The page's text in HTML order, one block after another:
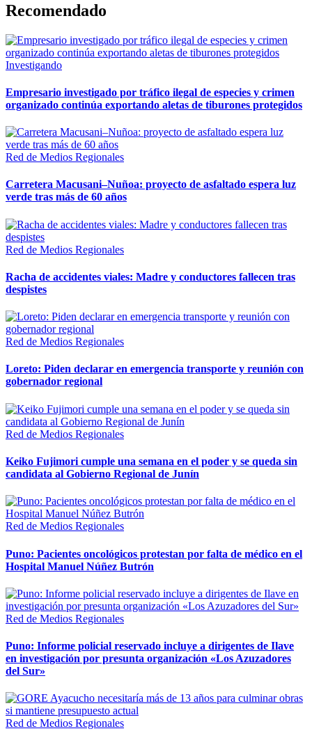
Recomendado
Investigando
Empresario investigado por tráfico ilegal de especies y crimen
organizado continúa exportando aletas de tiburones protegidos
Red de Medios Regionales
Carretera Macusani–Nuñoa: proyecto de asfaltado espera luz
verde tras más de 60 años
Red de Medios Regionales
Racha de accidentes viales: Madre y conductores fallecen tras
despistes
Red de Medios Regionales
Loreto: Piden declarar en emergencia transporte y reunión con
gobernador regional
Red de Medios Regionales
Keiko Fujimori cumple una semana en el poder y se queda sin
candidata al Gobierno Regional de Junín
Red de Medios Regionales
Puno: Pacientes oncológicos protestan por falta de médico en el
Hospital Manuel Núñez Butrón
Red de Medios Regionales
Puno: Informe policial reservado incluye a dirigentes de Ilave
en investigación por presunta organización «Los Azuzadores
del Sur»
Red de Medios Regionales